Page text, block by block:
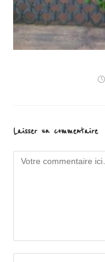
Laisser un commentaire